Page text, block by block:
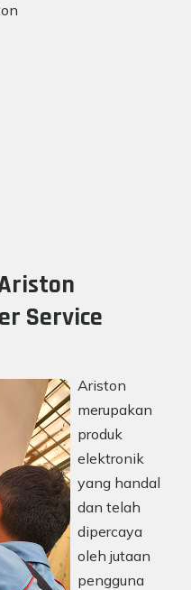
Service
Ariston
merupakan
produk
elektronik
yang handal
dan telah
dipercaya
oleh jutaan
pengguna